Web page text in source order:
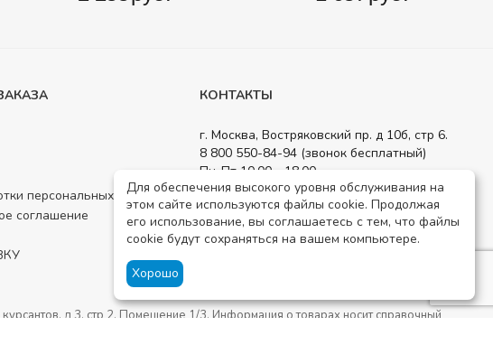
персональных данных
соглашение
КОНТАКТЫ
г. Москва, Востряковский пр. д 10б, стр 6.
8 800 550-84-94 (звонок бесплатный)
Пн-Пт 10.00 - 18.00
order@detsad-shop.ru
Посмотреть на карте
д 3. стр 2. Помещение 1/3. Информация о товарах носит справочный
Для обеспечения высокого уровня обслуживания на
этом сайте используются файлы cookie. Продолжая
его использование, вы соглашаетесь с тем, что файлы
cookie будут сохраняться на вашем компьютере.
Хорошо